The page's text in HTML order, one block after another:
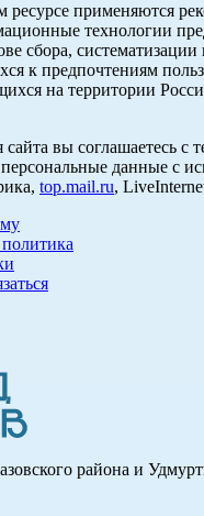
применяются
технологии
сбора, систематизации
к предпочтениям
на территории
вы соглашаетесь с
данные с
top.mail.ru,
района и